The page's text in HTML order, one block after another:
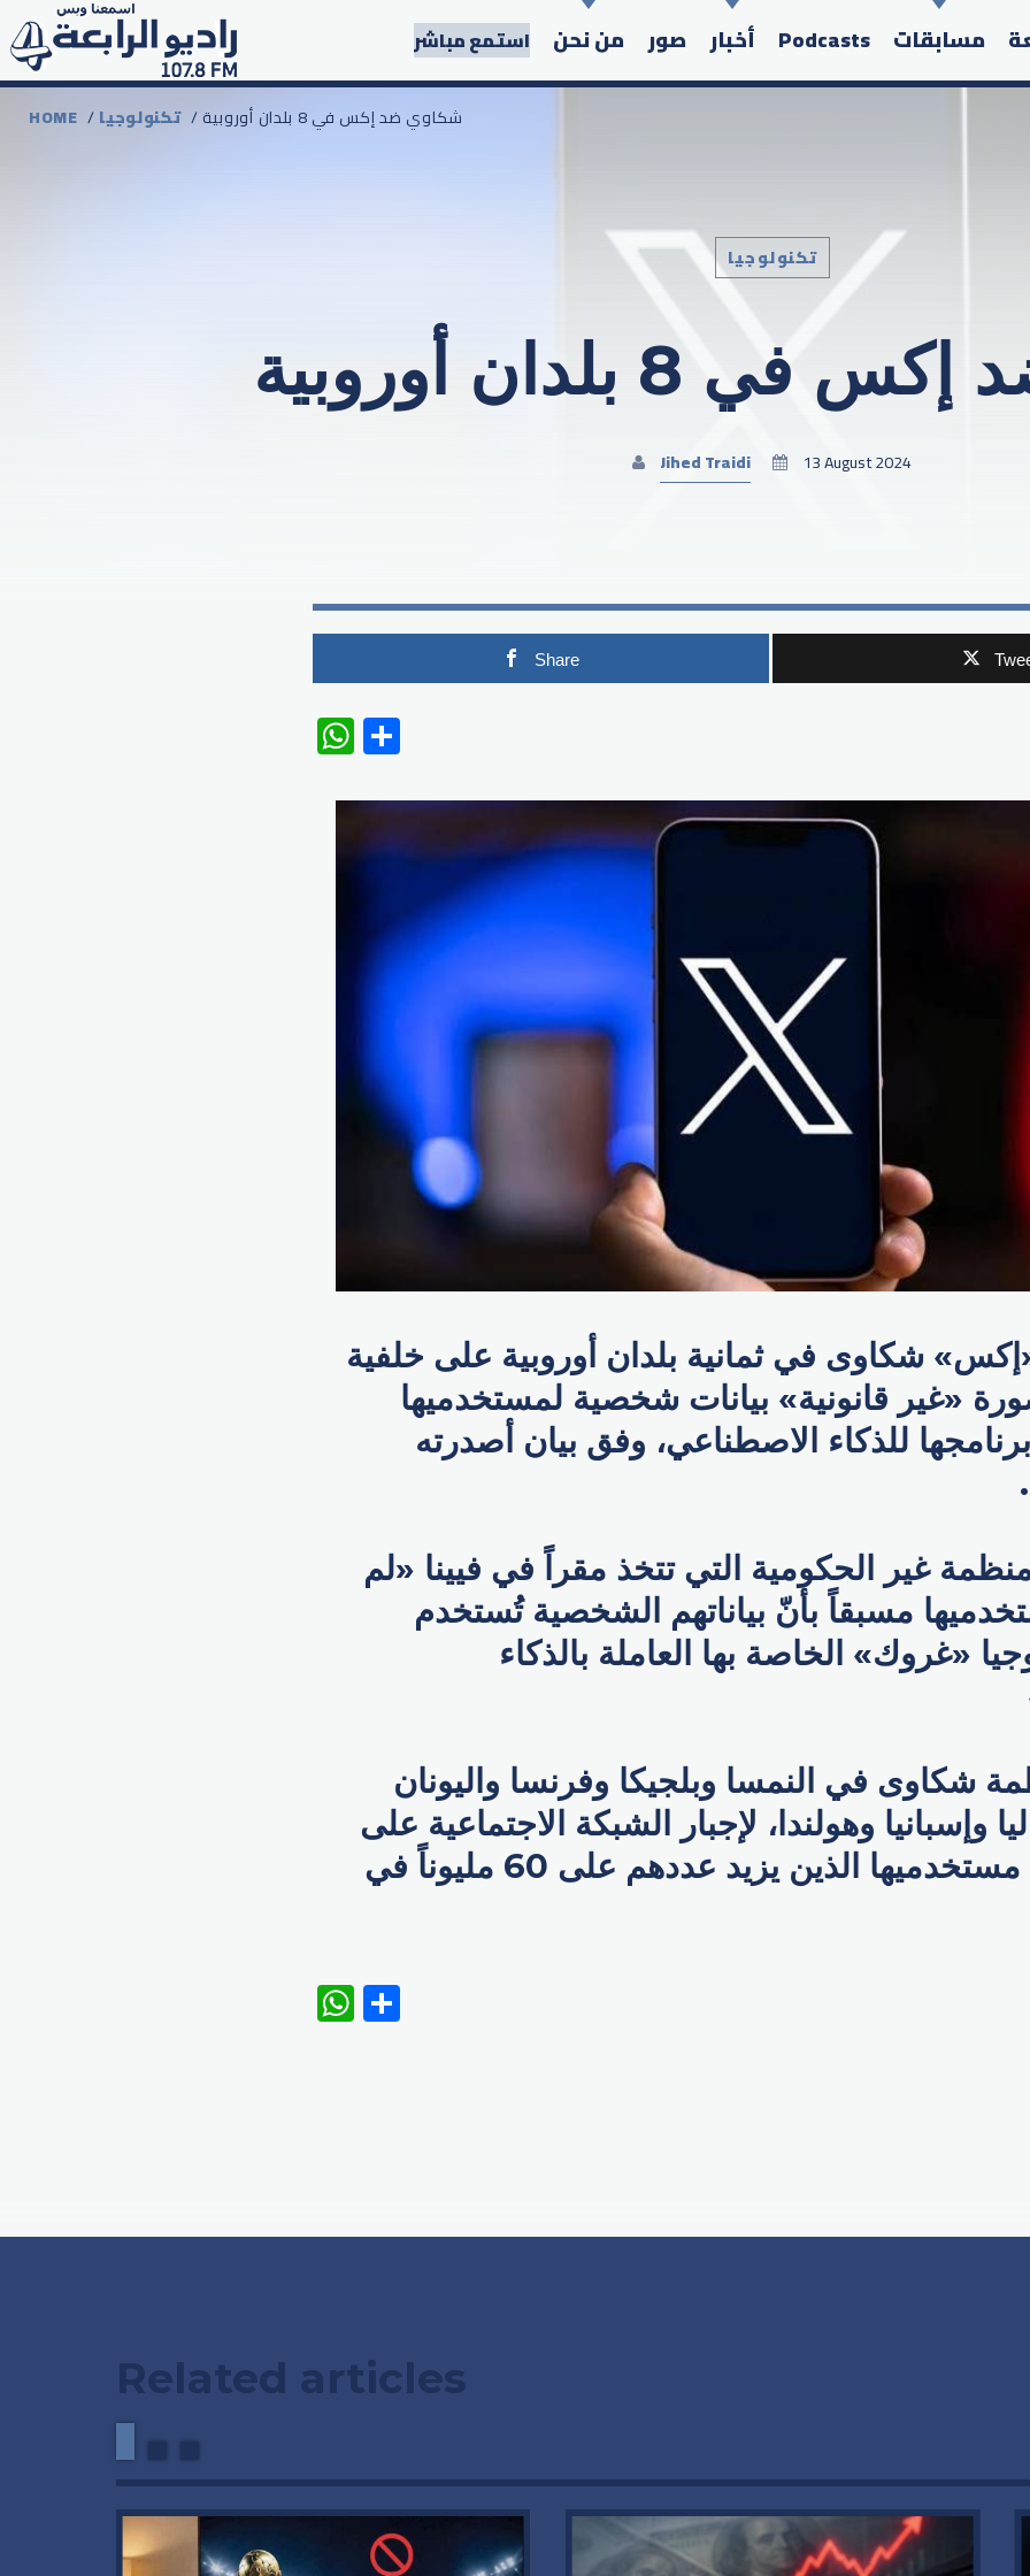
مسابقات Podcasts أخبار صور من نحن استمع مباشر
Search in the website:
HOME /تكنولوجيا / شكاوي ضد إكس في 8 بلدان أوروبية
تكنولوجيا
8 بلدان أوروبية
Jihed Traidi 13 August 2024
Share
WhatsApp
شكاوى في ثمانية بلدان أوروبية على خلفية
«غير قانونية» بيانات شخصية لمستخدميها
للذكاء الاصطناعي، وفق بيان أصدرته
غير الحكومية التي تتخذ مقراً في فيينا «لم
مسبقاً بأنّ بياناتهم الشخصية تُستخدم
«غروك» الخاصة بها العاملة بالذكاء
شكاوى في النمسا وبلجيكا وفرنسا واليونان
وإسبانيا وهولندا، لإجبار الشبكة الاجتماعية على
احترام حقوق مستخدميها الذين يزيد عددهم على 60 مليوناً في
WhatsApp
Related articles